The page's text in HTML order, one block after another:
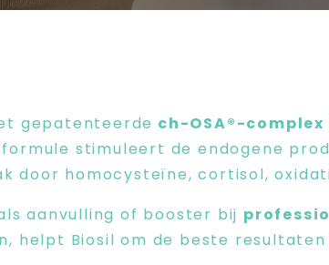
gepatenteerde ch-OSA®-complex
formule stimuleert de endogene
door homocysteïne, cortisol,
aanvulling of booster bij
helpt Biosil om de beste